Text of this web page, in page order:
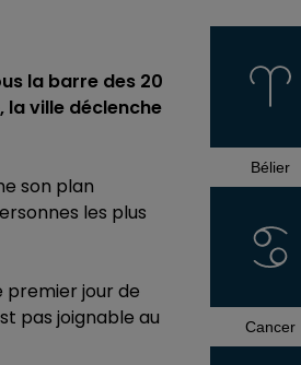
la barre des 20
la ville déclenche
son plan
les plus
premier jour de
pas joignable au
Bélier
Cancer